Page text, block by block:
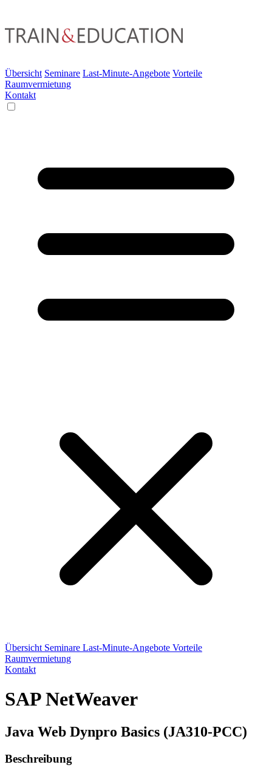
Übersicht Seminare Last-Minute-Angebote Vorteile
Raumvermietung
Kontakt
Übersicht Seminare Last-Minute-Angebote Vorteile
Raumvermietung
Kontakt
SAP NetWeaver
Java Web Dynpro Basics (JA310-PCC)
Beschreibung